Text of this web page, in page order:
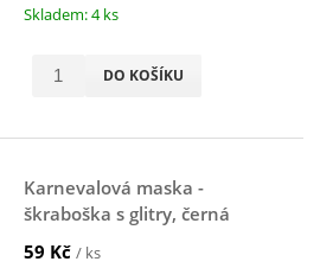
Skladem: 4 ks
DO KOŠÍKU
Karnevalová maska -
škraboška s glitry, černá
59 Kč / ks